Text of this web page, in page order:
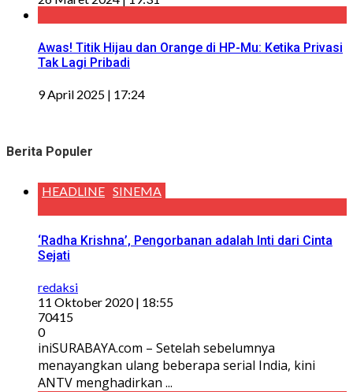
Awas! Titik Hijau dan Orange di HP-Mu: Ketika Privasi
Tak Lagi Pribadi
9 April 2025 | 17:24
Berita Populer
HEADLINE SINEMA
‘Radha Krishna’, Pengorbanan adalah Inti dari Cinta
Sejati
redaksi
11 Oktober 2020 | 18:55
70415
0
iniSURABAYA.com – Setelah sebelumnya
menayangkan ulang beberapa serial India, kini
ANTV menghadirkan ...